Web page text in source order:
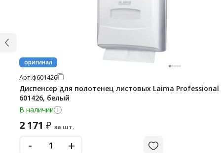
оригинал
Арт.ф601426
Диспенсер для полотенец листовых Laima Professional
601426, белый
В наличии
2 171 ₽ за шт.
- +